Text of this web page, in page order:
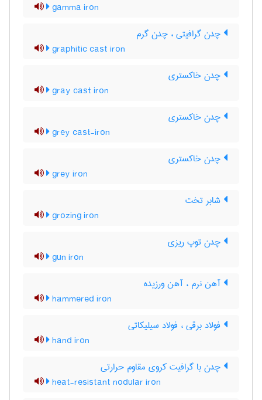
gamma iron
چدن گرافیتی ، چدن گرم
graphitic cast iron
چدن خاکستری
gray cast iron
چدن خاکستری
grey cast-iron
چدن خاکستری
grey iron
شابر تخت
grozing iron
چدن توپ ریزی
gun iron
آهن نرم ، آهن ورزیده
hammered iron
فولاد برقی ، فولاد سیلیکاتی
hand iron
چدن با گرافیت کروی مقاوم حرارتی
heat-resistant nodular iron